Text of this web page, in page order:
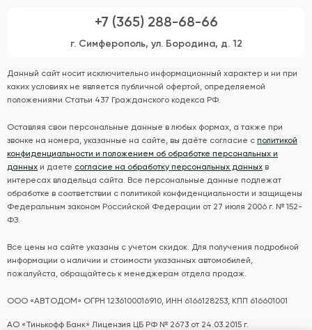
+7 (365) 288-68-66
г. Симферополь, ул. Бородина, д. 12
Данный сайт носит исключительно информационный характер и ни при
каких условиях не является публичной офертой, определяемой
положениями Статьи 437 Гражданского кодекса РФ.
Оставляя свои персональные данные в любых формах, а также при
звонке на номера, указанные на сайте, вы даёте согласие с политикой
конфиденциальности и положением об обработке персональных и
данных и даете согласие на обработку персональных данных в
интересах владельца сайта. Все персональные данные подлежат
обработке в соответствии с политикой конфиденциальности и защищены
Федеральным законом Российской Федерации от 27 июля 2006 г. № 152-
ФЗ.
Все цены на сайте указаны с учетом скидок. Для получения подробной
информации о наличии и стоимости указанных автомобилей,
пожалуйста, обращайтесь к менеджерам отдела продаж.
ООО «АВТОДОМ» ОГРН 1236100016910, ИНН 6166128253, КПП 616601001
АО «Тинькофф Банк» Лицензия ЦБ РФ № 2673 от 24.03.2015 г.